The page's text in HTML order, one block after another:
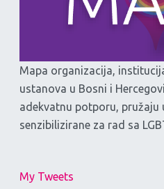
Mapa organizacija,
ustanova u Bosni i
adekvatnu potporu, pružaju
senzibilizirane za rad sa
My Tweets